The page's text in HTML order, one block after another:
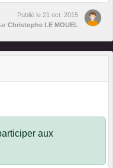
Publié le 21 oct. 2015
Christophe LE MOUEL
aux